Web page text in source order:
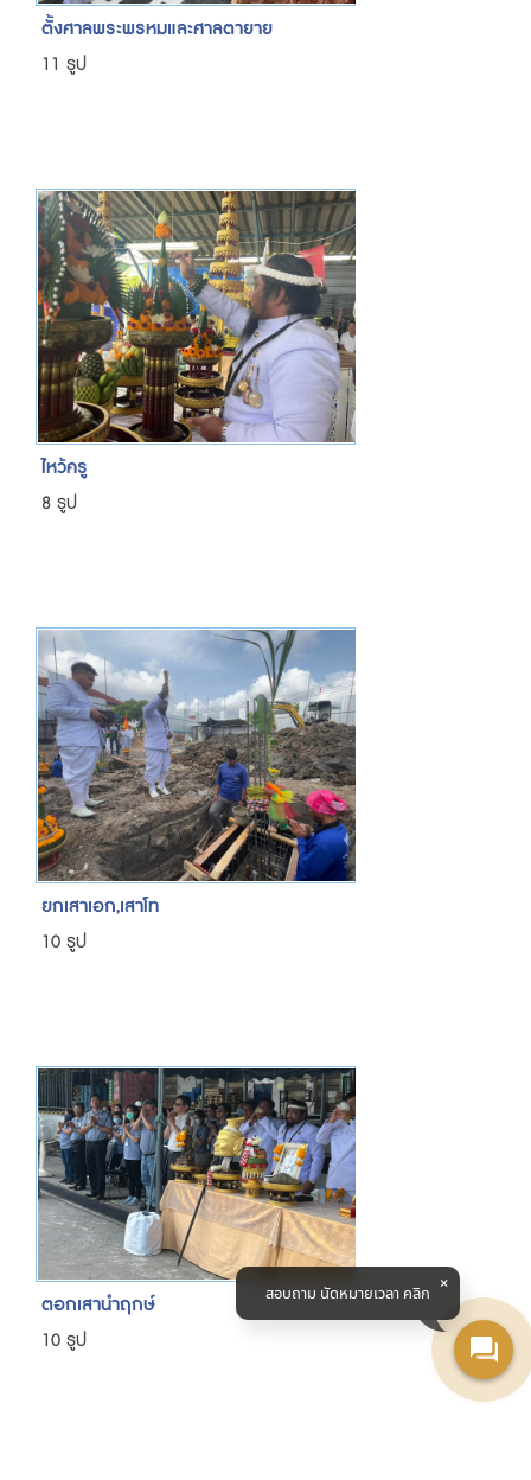
ตั้งศาลพระพรหมและศาลตายาย
11 รูป
ไหว้ครู
8 รูป
ยกเสาเอก,เสาโท
10 รูป
ตอกเสานำฤกษ์
10 รูป
สอบถาม นัดหมายเวลา คลิก